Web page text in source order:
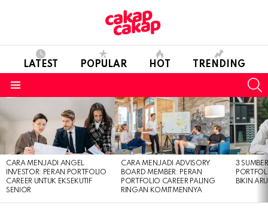
LATEST POPULAR HOT TRENDING
STORIES
CARA MENJADI ANGEL
INVESTOR: PERAN PORTFOLIO
CAREER UNTUK EKSEKUTIF
SENIOR
CARA MENJADI ADVISORY
BOARD MEMBER: PERAN
PORTFOLIO CAREER PALING
RINGAN KOMITMENNYA
3
BIKIN